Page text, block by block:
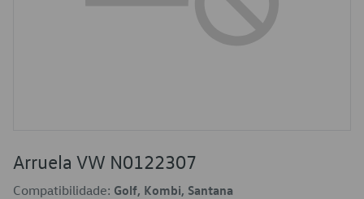
Arruela VW N0122307
Compatibilidade: Golf, Kombi, Santana